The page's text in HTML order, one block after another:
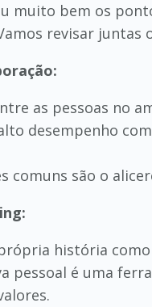
muito bem os
revisar
as pessoas no
desempenho
comuns são o
história
pessoal é uma